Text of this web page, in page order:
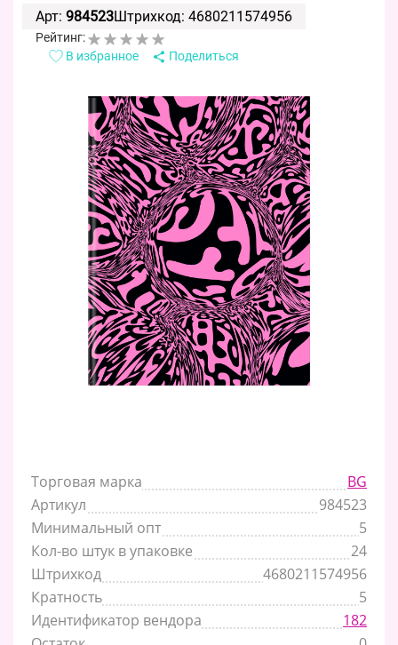
Арт: 984523Штрихкод: 4680211574956
Рейтинг:
В избранное
Поделиться
Торговая марка
BG
Артикул
984523
Минимальный опт
5
Кол-во штук в упаковке
24
Штрихкод
4680211574956
Кратность
5
Идентификатор вендора
182